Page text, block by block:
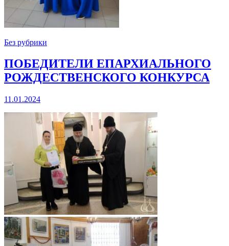
Без рубрики
ПОБЕДИТЕЛИ ЕПАРХИАЛЬНОГО
РОЖДЕСТВЕНСКОГО КОНКУРСА
11.01.2024